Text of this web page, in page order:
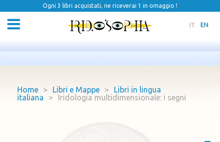
Ogni 3 libri acquistati, ne riceverai 1 in omaggio !
IT EN
Home > Libri e Mappe >
Libri in lingua
italiana
> Iridologia multidimensionale: i segni